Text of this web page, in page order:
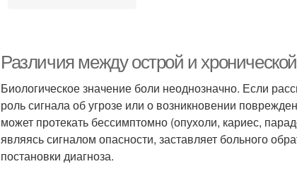
Различия между острой и
Биологическое значение боли неоднозначно. Если
роль сигнала об угрозе или о возникновении
может протекать бессимптомно (опухоли, кариес,
являясь сигналом опасности, заставляет больного
постановки диагноза.